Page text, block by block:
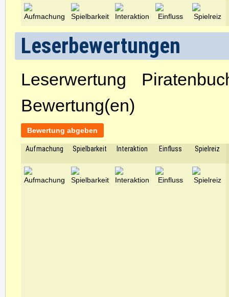
Leserbewertungen
Leserwertung
Bewertung(en)
Bewertung abgeben
Aufmachung Spielbarkeit Interaktion Einfluss Spielreiz